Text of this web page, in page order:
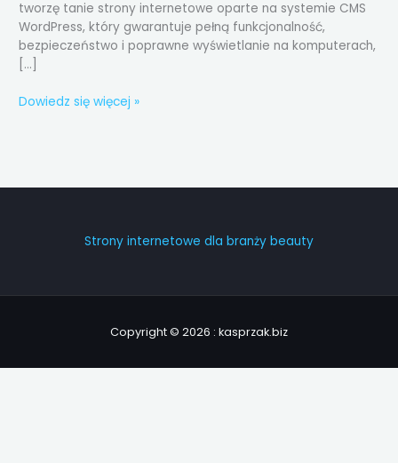
tworzę tanie strony internetowe oparte na systemie CMS
WordPress, który gwarantuje pełną funkcjonalność,
bezpieczeństwo i poprawne wyświetlanie na komputerach,
[…]
Dowiedz się więcej »
Strony internetowe dla branży beauty
Copyright © 2026 : kasprzak.biz